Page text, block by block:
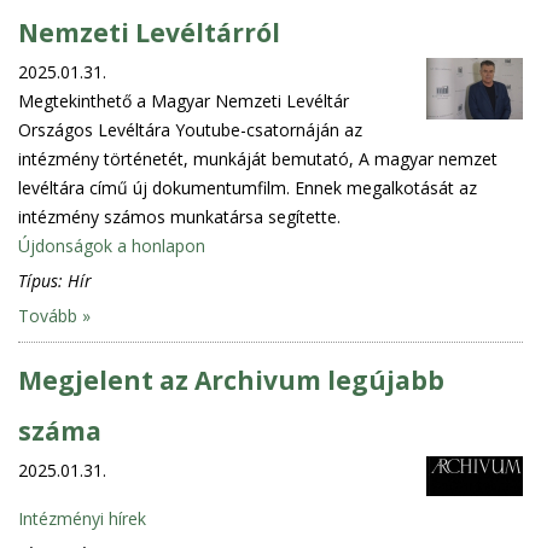
Nemzeti Levéltárról
2025.01.31.
Megtekinthető a Magyar Nemzeti Levéltár
Országos Levéltára Youtube-csatornáján az
intézmény történetét, munkáját bemutató, A magyar nemzet
levéltára című új dokumentumfilm. Ennek megalkotását az
intézmény számos munkatársa segítette.
Újdonságok a honlapon
Típus: Hír
Tovább »
Megjelent az Archivum legújabb
száma
2025.01.31.
Intézményi hírek